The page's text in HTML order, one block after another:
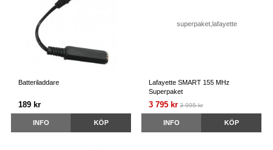
Batteriladdare
189 kr
INFO KÖP
Lafayette SMART 155 MHz
Superpaket
3 795 kr 3 995 kr
INFO KÖP